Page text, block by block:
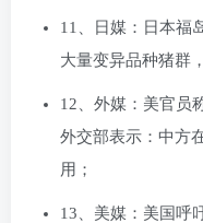
11、日媒：日本福
大量变异品种猪群
12、外媒：美官员
外交部表示：中方
用；
13、美媒：美国呼